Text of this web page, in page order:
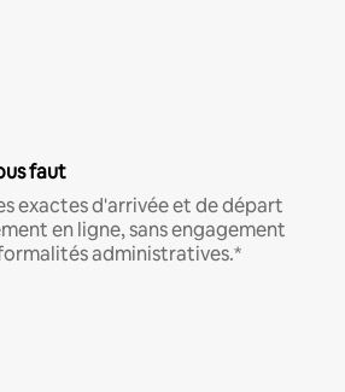
faut
exactes d'arrivée et de départ
en ligne, sans engagement
administratives.*